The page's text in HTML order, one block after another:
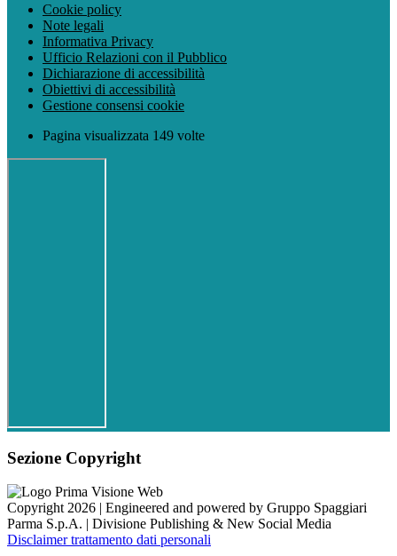
Cookie policy
Note legali
Informativa Privacy
Ufficio Relazioni con il Pubblico
Dichiarazione di accessibilità
Obiettivi di accessibilità
Gestione consensi cookie
Pagina visualizzata 149 volte
Sezione Copyright
Copyright 2026 | Engineered and powered by Gruppo Spaggiari
Parma S.p.A. | Divisione Publishing & New Social Media
Disclaimer trattamento dati personali